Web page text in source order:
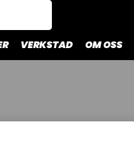
VERKSTAD OM OSS
OLJA 4-T